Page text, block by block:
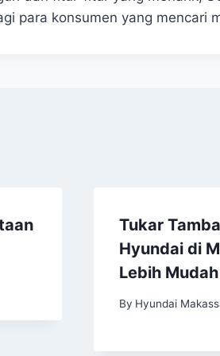
para konsumen yang mencari
Tukar
Hyundai di
Lebih Mudah
By Hyundai